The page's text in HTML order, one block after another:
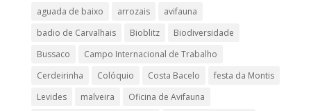
aguada de baixo arrozais
avifauna
badio de Carvalhais
Bioblitz
Biodiversidade
Bussaco
Campo Internacional de Trabalho
Cerdeirinha
Colóquio Costa Bacelo
festa da Montis
Levides
malveira
Oficina de Avifauna